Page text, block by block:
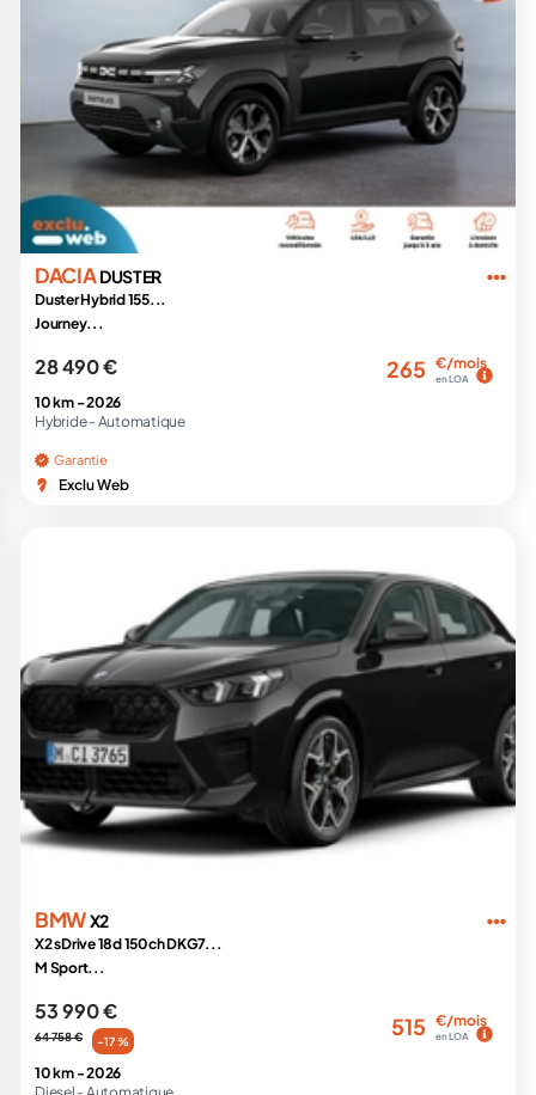
DACIADUSTER
Duster Hybrid 155...
Journey...
28 490 € 265 €/mois
en LOA
10 km -2026
Hybride - Automatique
Garantie
Exclu Web
BMWX2
X2 sDrive 18d 150ch DKG7...
M Sport...
53 990 €
64 758 € -17 %
515 €/mois
en LOA
10 km -2026